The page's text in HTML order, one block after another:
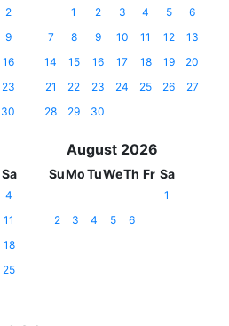
2
9
16
23
30
1 2 3 4 5
6
7
8 9 10 11 12
13
14
15 16 17 18 19
20
21
22 23 24 25 26
27
28
29 30
Sa
4
11
18
25
August 2026
SuMoTuWeTh Fr Sa
1
2
3 4 5 6